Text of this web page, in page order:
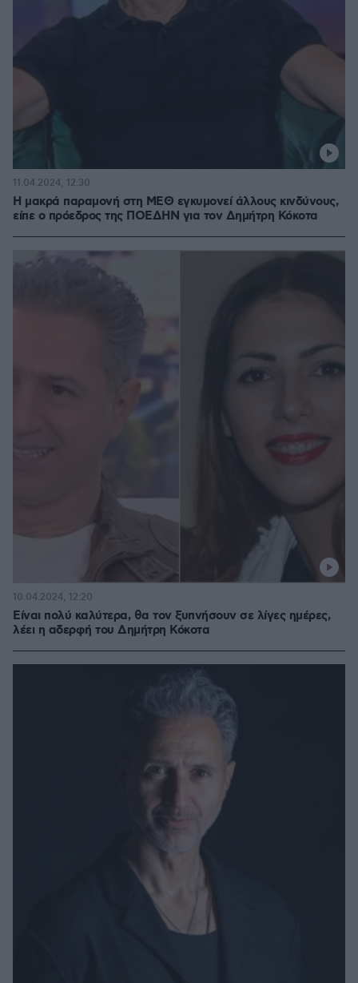
Η μακρά παραμονή στη ΜΕΘ εγκυμονεί άλλους κινδύνους,
είπε ο πρόεδρος της ΠΟΕΔΗΝ για τον Δημήτρη Κόκοτα
11.04.2024, 12:30
Είναι πολύ καλύτερα, θα τον ξυπνήσουν σε λίγες ημέρες,
λέει η αδερφή του Δημήτρη Κόκοτα
10.04.2024, 12:20